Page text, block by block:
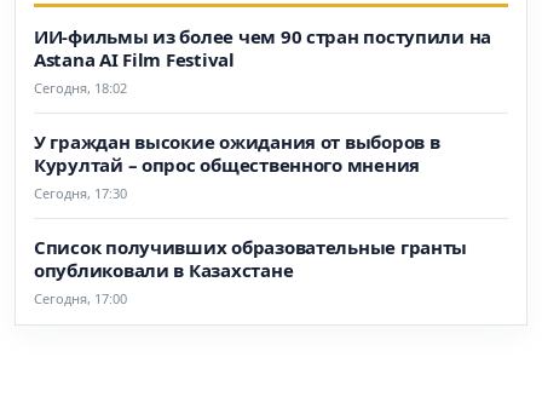
ИИ-фильмы из более чем 90 стран поступили на
Astana AI Film Festival
Сегодня, 18:02
У граждан высокие ожидания от выборов в
Курултай – опрос общественного мнения
Сегодня, 17:30
Список получивших образовательные гранты
опубликовали в Казахстане
Сегодня, 17:00